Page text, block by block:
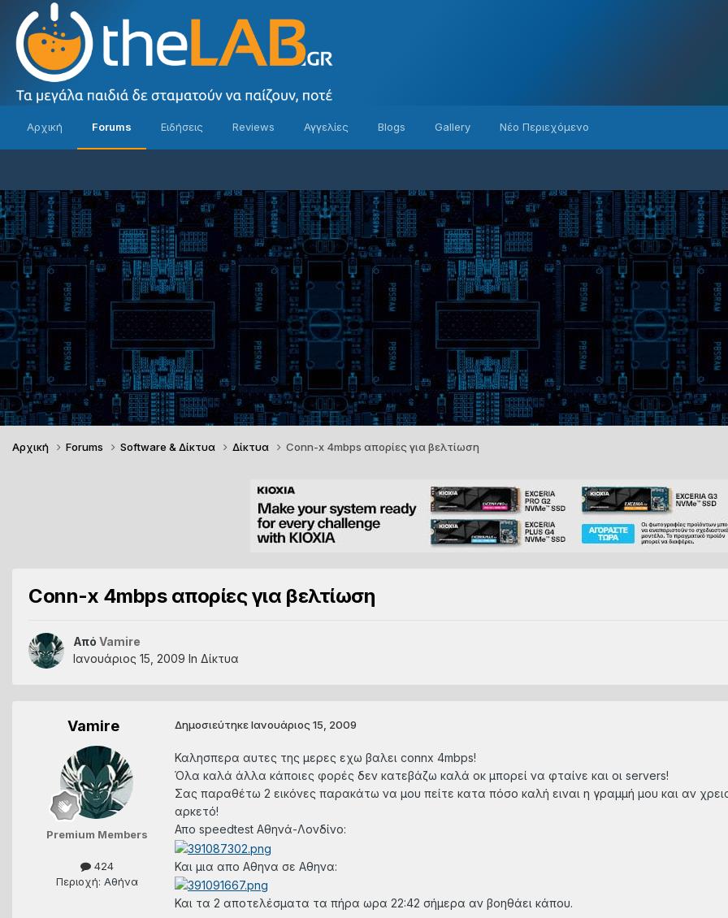
Αρχική Forums Ειδήσεις Reviews Αγγελίες Blogs Gallery Νέο Περιεχόμενο
Αρχική Forums Software & Δίκτυα Δίκτυα Conn-x 4mbps απορίες για βελτίωση
Conn-x 4mbps απορίες για βελτίωση
Από Vamire
Ιανουάριος 15, 2009 In Δίκτυα
Vamire
Premium Members
424
Περιοχή: Αθήνα
ΔημοσιεύτηκεΙανουάριος 15, 2009
Καλησπερα αυτες της μερες εχω βαλει connx 4mbps!
Όλα καλά άλλα κάποιες φορές δεν κατεβάζω καλά οκ μπορεί να φταίνε και οι servers!
Σας παραθέτω 2 εικόνες παρακάτω να μου πείτε κατα πόσο καλή ειναι η γραμμή μου και αν
αρκετό!
Απο speedtest Αθηνά-Λονδίνο:
Και μια απο Αθηνα σε Αθηνα:
Και τα 2 αποτελέσματα τα πήρα ωρα 22:42 σήμερα αν βοηθάει κάπου.